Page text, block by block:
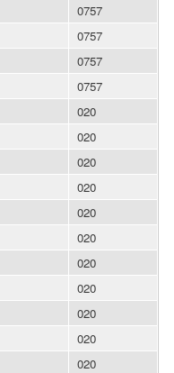
0757
0757
0757
0757
020
020
020
020
020
020
020
020
020
020
020